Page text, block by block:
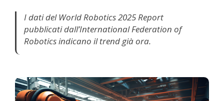
I dati del World Robotics 2025 Report
pubblicati dall’International Federation of
Robotics indicano il trend già ora.